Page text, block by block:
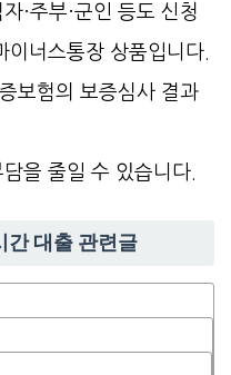
·주부·군인 등도 신청
너스통장 상품입니다.
보험의 보증심사 결과
을 줄일 수 있습니다.
간 대출 관련글